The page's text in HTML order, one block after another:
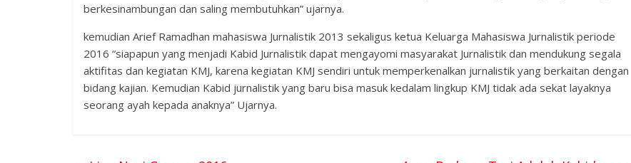
berkesinambungan dan saling membutuhkan” ujarnya.
kemudian Arief Ramadhan mahasiswa Jurnalistik 2013 sekaligus ketua Keluarga Mahasiswa Jurnalistik periode
2016 “siapapun yang menjadi Kabid Jurnalistik dapat mengayomi masyarakat Jurnalistik dan mendukung segala
aktifitas dan kegiatan KMJ, karena kegiatan KMJ sendiri untuk memperkenalkan jurnalistik yang berkaitan dengan
bidang kajian. Kemudian Kabid jurnalistik yang baru bisa masuk kedalam lingkup KMJ tidak ada sekat layaknya
seorang ayah kepada anaknya” Ujarnya.